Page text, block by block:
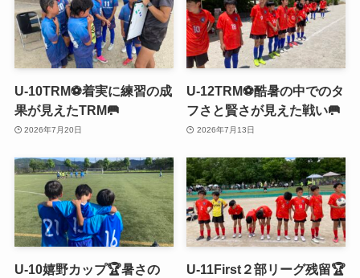
U-10TRM⚽️着実に練習の成
果が見えたTRM🥅
2026年7月20日
U-12TRM⚽️酷暑の中でのタ
フさと賢さが見えた戦い🥅
2026年7月13日
U-10嬉野カップ🏆暑さの
U-11First２部リーグ残留🏆